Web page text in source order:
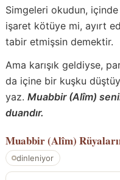
Simgeleri okudun,
işaret kötüye mi, ayırt
tabir etmişsin demektir.
Ama karışık geldiyse,
da içine bir kuşku
yaz. Muabbir (Alîm)
duandır.
Muabbir (Alîm)
dinleniyor